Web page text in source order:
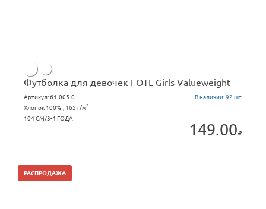
Футболка для девочек FOTL Girls Valueweight
Артикул:61-005-0 В наличии:92 шт.
Хлопок 100% , 165 г/м2
104 СМ/3-4 ГОДА
149.00
РАСПРОДАЖА